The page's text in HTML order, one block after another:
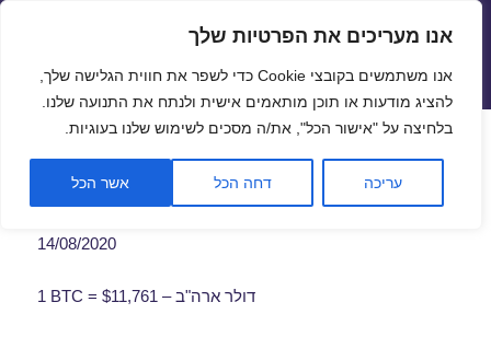
פתח
אנו מעריכים את הפרטיות שלך
אנו משתמשים בקובצי Cookie כדי לשפר את חווית הגלישה שלך,
להציג מודעות או תוכן מותאמים אישית ולנתח את התנועה שלנו.
בלחיצה על "אישור הכל", את/ה מסכים לשימוש שלנו בעוגיות.
עריכה דחה הכל אשר הכל
שערי חליפין יציגים – שער יציג
תפריטים
ווידג'טים
שער ביטקוין לתאריך 14/08/2020
14/08/2020
1 BTC = $11,761 – דולר ארה"ב